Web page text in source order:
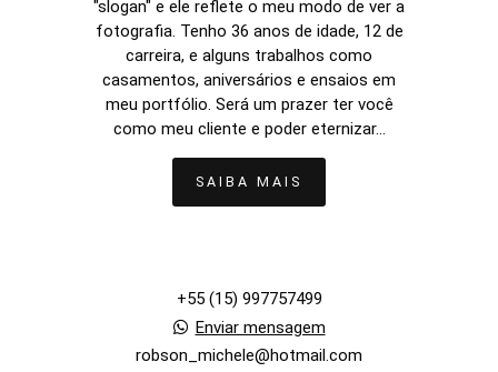
"slogan" e ele reflete o meu modo de ver a
fotografia. Tenho 36 anos de idade, 12 de
carreira, e alguns trabalhos como
casamentos, aniversários e ensaios em
meu portfólio. Será um prazer ter você
como meu cliente e poder eternizar...
SAIBA MAIS
+55 (15) 997757499
Enviar mensagem
robson_michele@hotmail.com